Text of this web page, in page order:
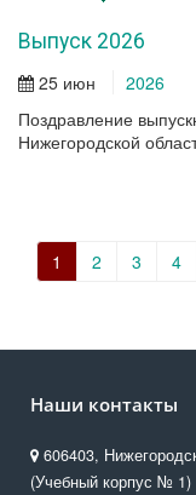
Выпуск 2026
25 июн
2026
Поздравление
Нижегородской
1 2 3 4
Наши контакты
606403,
(Учебный корпус № 1)